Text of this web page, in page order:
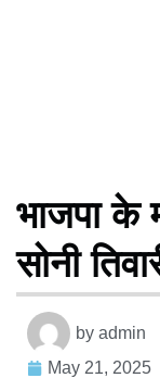
भाजपा के
सोनी
by admin
May 21, 2025